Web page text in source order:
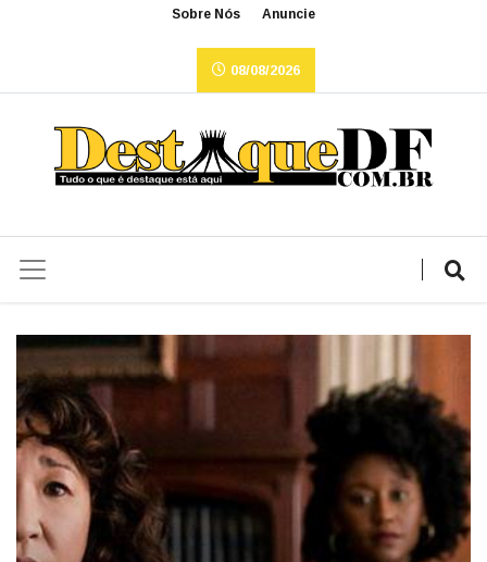
Sobre Nós Anuncie
08/08/2026